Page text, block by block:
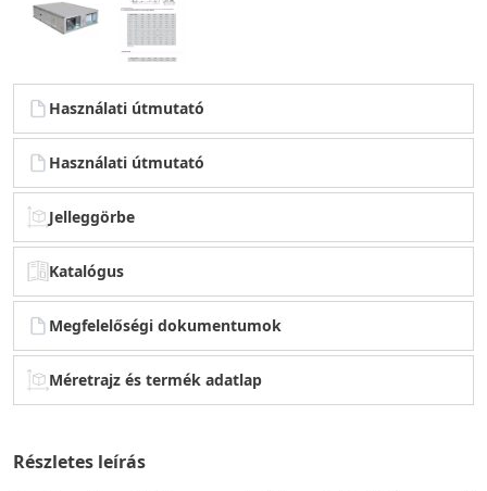
Használati útmutató
Használati útmutató
Jelleggörbe
Katalógus
Megfelelőségi dokumentumok
Méretrajz és termék adatlap
Részletes leírás